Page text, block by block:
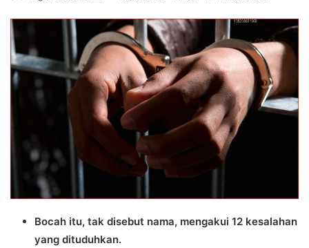
email
Bocah itu, tak disebut nama, mengakui 12 kesalahan
yang dituduhkan.